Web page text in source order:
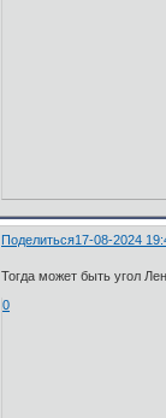
Поделиться17-08-2024
Тогда может быть угол
0